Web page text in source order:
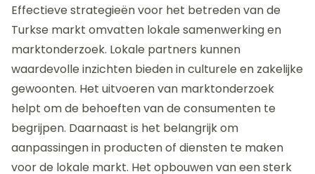
ontwikkeling kunnen zich onderscheiden van
concurrenten. Het verkennen van nieuwe markten
kan ook helpen om het klantenbestand uit te
breiden. Het gebruik van digitale
marketingstrategieën kan de zichtbaarheid
vergroten. Daarnaast is het belangrijk om
klantfeedback te verzamelen en te implementeren.
Dit bevordert klanttevredenheid en loyaliteit.